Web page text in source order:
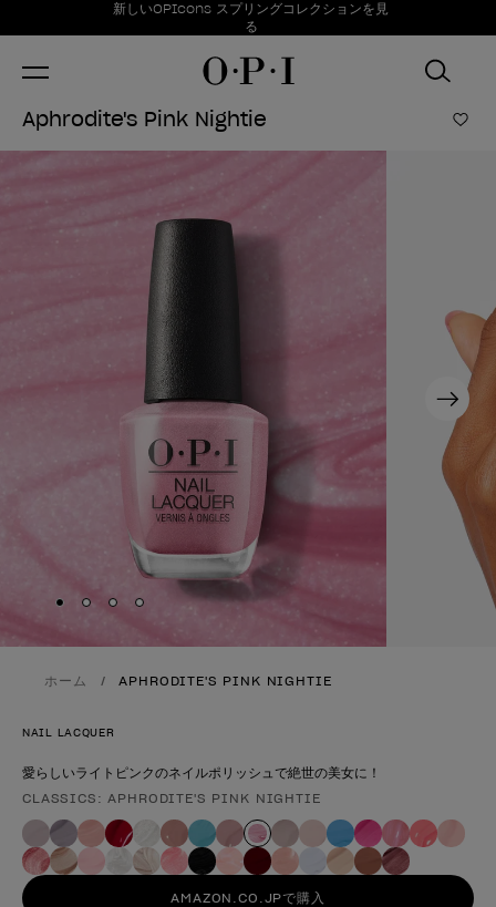
お得情報新しいOPIcons スプリングコレクションを見
る
Item 1 of 1
Aphrodite's Pink Nightie ほ
Next
Skip to slide
Skip to slide
Skip to slide
Skip to slide
ホーム APHRODITE'S PINK NIGHTIE
NAIL LACQUER
愛らしいライトピンクのネイルポリッシュで絶世の美女に！
製品形態
CLASSICS: APHRODITE'S PINK NIGHTIE
AMAZON.CO.JPで購入